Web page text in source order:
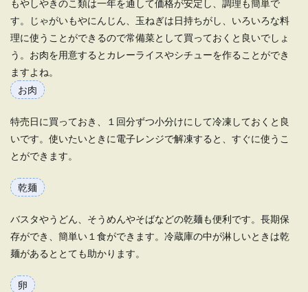
もやしやきのこ類は一年を通して価格が安定し、調理も簡単で
す。じゃがいもやにんじん、玉ねぎは日持ちがし、いろいろな料
理に使うことができるので常備菜として買っておくと良いでしょ
う。お肉を用意するとカレーライスやシチューを作ることができ
ますよね。
お肉
特売日に買っておき、１回分ずつ小分けにして冷凍しておくと良
いです。使いたいときに電子レンジで解凍すると、すぐに使うこ
とができます。
乾麺
バスタやうどん、そうめんやそばなどの乾麺も便利です。長期保
存ができ、簡単い１食ができます。冷蔵庫の中が淋しいときは乾
麺があるととても助かります。
卵